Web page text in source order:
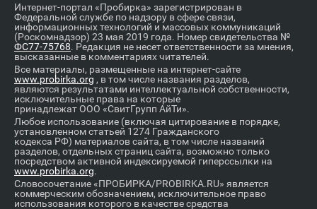
Интернет-портал «Пробирка» зарегистрирован в
Федеральной службе по надзору в сфере связи,
информационных технологий и массовых коммуникаций
(Роскомнадзор) 23 мая 2019 года. Номер свидетельства №
ФС77-75768. Редакция не несет ответственности за мнения,
высказанные в комментариях читателей.
Все материалы, размещенные на интернет-сайте
www.probirka.org , в том числе названия разделов,
являются результатами интеллектуальной собственности,
исключительные права на которые
принадлежат ООО «СвитГрупп АйТи».
Любое использование (включая цитирование в порядке,
установленном статьей 1274 Гражданского
кодекса РФ) материалов сайта, в том числе названий
разделов, отдельных страниц сайта, возможно только
посредством активной индексируемой гиперссылки на
www.probirka.org.
Словосочетание «ПРОБИРКА/PROBIRKA.RU» является
коммерческим обозначением, исключительное право
использования которого в качестве средства